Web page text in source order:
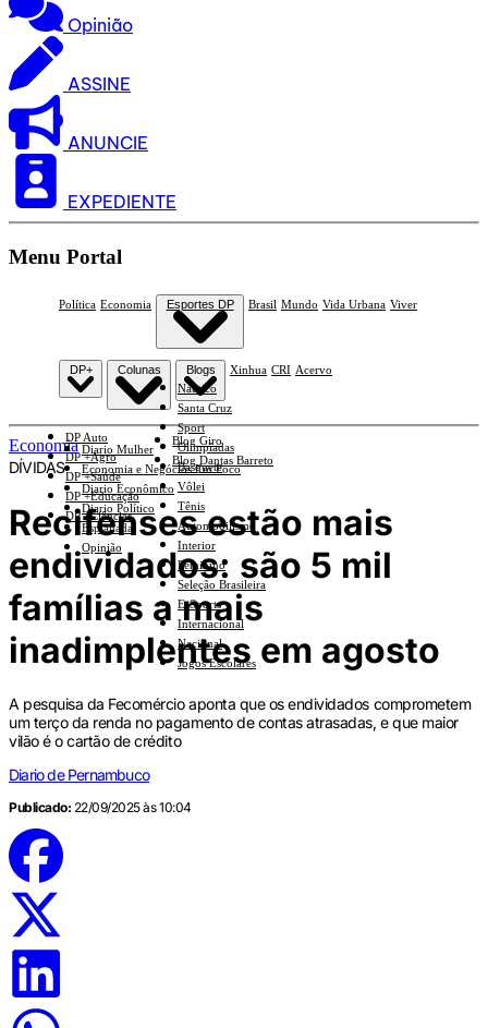
Opinião
ASSINE
ANUNCIE
EXPEDIENTE
Menu Portal
Política Economia Esportes DP
Náutico
Santa Cruz
Sport
Olimpíadas
Basquete
Vôlei
Tênis
Automobilismo
Interior
Feminino
Seleção Brasileira
E-Sports
Internacional
Nacional
Jogos Escolares
Brasil Mundo Vida Urbana Viver
DP+
DP Auto
DP +Agro
DP +Saúde
DP +Educação
DP +Ciências
Colunas
Diario Mulher
Economia e Negócios Em Foco
Diario Econômico
Diario Político
Esplanada
Opinião
Blogs
Blog Giro
Blog Dantas Barreto
Xinhua CRI Acervo
Economia
DÍVIDAS
Recifenses estão mais
endividados: são 5 mil
famílias a mais
inadimplentes em agosto
A pesquisa da Fecomércio aponta que os endividados comprometem
um terço da renda no pagamento de contas atrasadas, e que maior
vilão é o cartão de crédito
Diario de Pernambuco
Publicado: 22/09/2025 às 10:04